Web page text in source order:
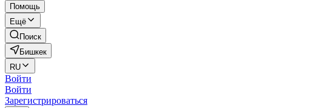
Помощь
Ещё
Поиск
Бишкек
RU
Войти
Войти
Зарегистрироваться